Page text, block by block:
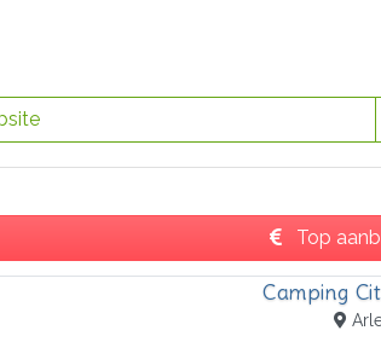
Top
Camping